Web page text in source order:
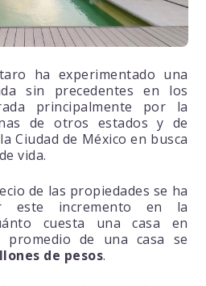
ha experimentado una
sin precedentes en los
principalmente por la
de otros estados y de
Ciudad de México en busca
vida.
de las propiedades se ha
este incremento en la
cuesta una casa en
promedio de una casa se
de pesos.